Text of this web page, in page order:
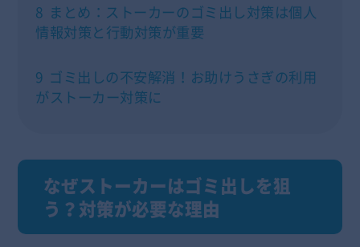
8 まとめ：ストーカーのゴミ出し対策は個人
情報対策と行動対策が重要
9 ゴミ出しの不安解消！お助けうさぎの利用
がストーカー対策に
なぜストーカーはゴミ出しを狙
う？対策が必要な理由